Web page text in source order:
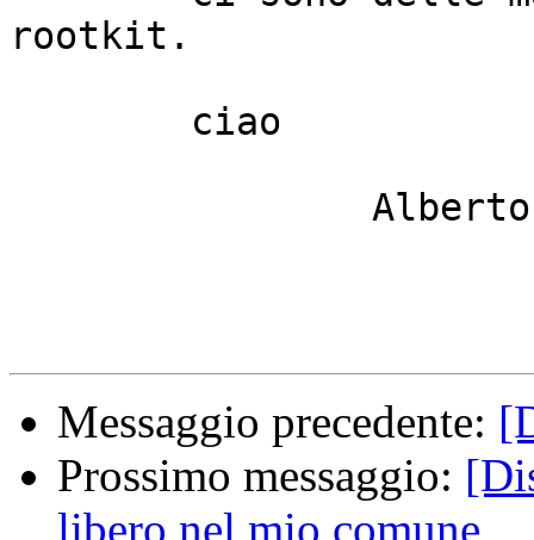
rootkit.
Messaggio precedente:
Prossimo messaggio:
libero nel mio comune